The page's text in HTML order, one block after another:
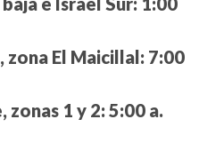
zona El Maicillal: 7:00
1 y 2: 5:00 a.